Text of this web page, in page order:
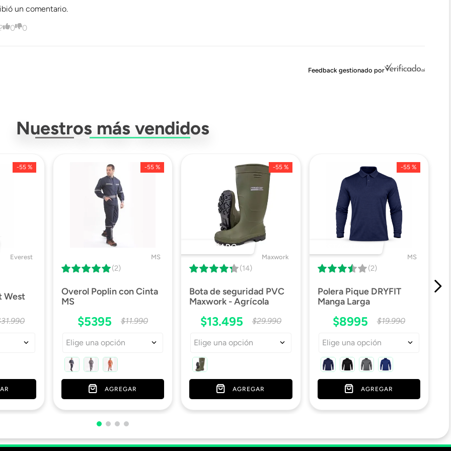
un comentario.
0 0
Feedback gestionado por
Nuestros más vendidos
-55 %
Everest
West
31.990
-55 %
MS
(2)
Overol Poplin con Cinta
MS
$5395 $11.990
Elige una opción
AGREGAR
-55 %
DESTACADO 🔥
Maxwork
(14)
Bota de seguridad PVC
Maxwork - Agrícola
$13.495 $29.990
Elige una opción
AGREGAR
-55 %
MS
(2)
Polera Pique DRYFIT
Manga Larga
$8995 $19.990
Elige una opción
AGREGAR